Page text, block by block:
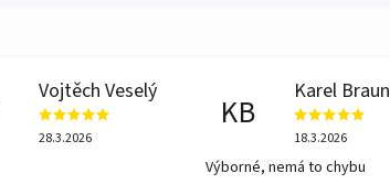
Vojtěch Veselý
28.3.2026
KB
Karel Braun
18.3.2026
Výborné, nemá to chybu